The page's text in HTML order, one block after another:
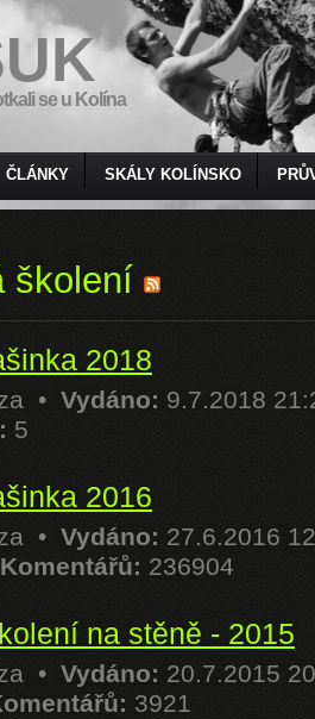
se u Kolína
ČLÁNKY SKÁLY KOLÍNSKO
školení
2018
• Vydáno: 9.7.2018
5
2016
• Vydáno: 27.6.2016
Komentářů: 236904
na stěně - 2015
• Vydáno: 20.7.2015
3921